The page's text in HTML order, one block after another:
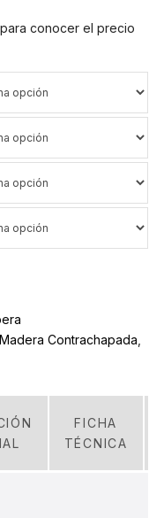
conocer el precio
Madera Contrachapada
FICHA
TÉCNICA